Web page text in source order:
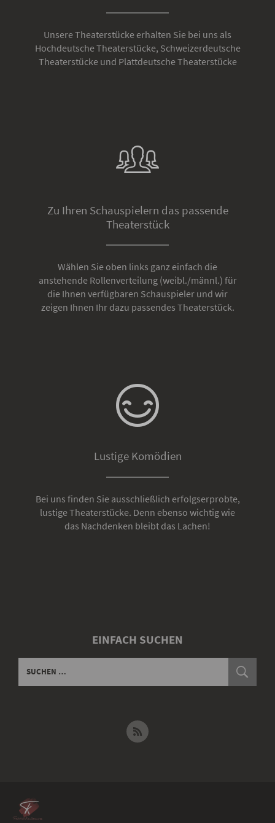
Unsere Theaterstücke erhalten Sie bei uns als
Hochdeutsche Theaterstücke, Schweizerdeutsche
Theaterstücke und Plattdeutsche Theaterstücke
Zu Ihren Schauspielern das passende
Theaterstück
Wählen Sie oben links ganz einfach die
anstehende Rollenverteilung (weibl./männl.) für
die Ihnen verfügbaren Schauspieler und wir
zeigen Ihnen Ihr dazu passendes Theaterstück.
Lustige Komödien
Bei uns finden Sie ausschließlich erfolgserprobte,
lustige Theaterstücke. Denn ebenso wichtig wie
das Nachdenken bleibt das Lachen!
EINFACH SUCHEN